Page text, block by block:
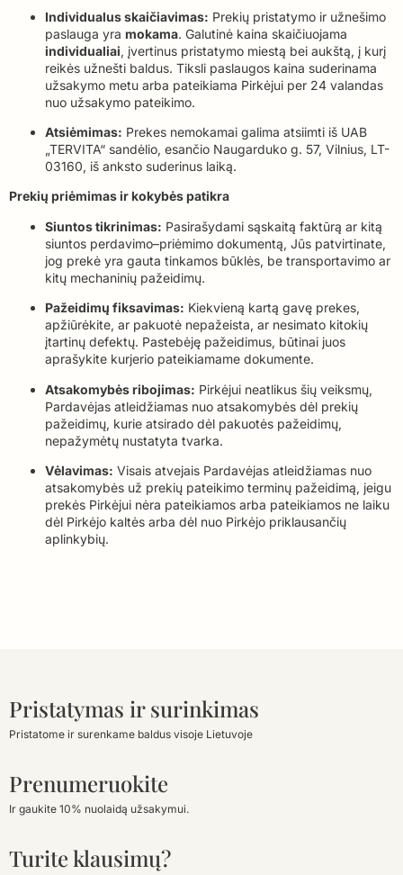
Individualus skaičiavimas: Prekių pristatymo ir užnešimo
paslauga yra mokama. Galutinė kaina skaičiuojama
individualiai, įvertinus pristatymo miestą bei aukštą, į kurį
reikės užnešti baldus. Tiksli paslaugos kaina suderinama
užsakymo metu arba pateikiama Pirkėjui per 24 valandas
nuo užsakymo pateikimo.
Atsiėmimas: Prekes nemokamai galima atsiimti iš UAB
„TERVITA“ sandėlio, esančio Naugarduko g. 57, Vilnius, LT-
03160, iš anksto suderinus laiką.
Prekių priėmimas ir kokybės patikra
Siuntos tikrinimas: Pasirašydami sąskaitą faktūrą ar kitą
siuntos perdavimo–priėmimo dokumentą, Jūs patvirtinate,
jog prekė yra gauta tinkamos būklės, be transportavimo ar
kitų mechaninių pažeidimų.
Pažeidimų fiksavimas: Kiekvieną kartą gavę prekes,
apžiūrėkite, ar pakuotė nepažeista, ar nesimato kitokių
įtartinų defektų. Pastebėję pažeidimus, būtinai juos
aprašykite kurjerio pateikiamame dokumente.
Atsakomybės ribojimas: Pirkėjui neatlikus šių veiksmų,
Pardavėjas atleidžiamas nuo atsakomybės dėl prekių
pažeidimų, kurie atsirado dėl pakuotės pažeidimų,
nepažymėtų nustatyta tvarka.
Vėlavimas: Visais atvejais Pardavėjas atleidžiamas nuo
atsakomybės už prekių pateikimo terminų pažeidimą, jeigu
prekės Pirkėjui nėra pateikiamos arba pateikiamos ne laiku
dėl Pirkėjo kaltės arba dėl nuo Pirkėjo priklausančių
aplinkybių.
Pristatymas ir surinkimas
Pristatome ir surenkame baldus visoje Lietuvoje
Prenumeruokite
Ir gaukite 10% nuolaidą užsakymui.
Turite klausimų?